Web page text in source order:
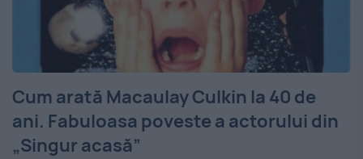
Cum arată Macaulay Culkin la 40 de
ani. Fabuloasa poveste a actorului din
„Singur acasă”